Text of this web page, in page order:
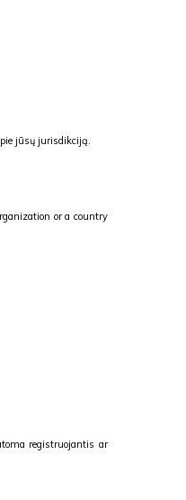
jūsų jurisdikciją.
or a country
registruojantis ar